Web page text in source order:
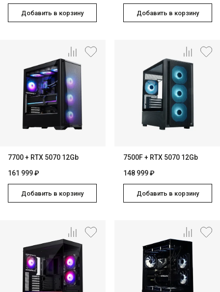
Добавить в корзину Добавить в корзину
7700 + RTX 5070 12Gb
161 999 ₽
Добавить в корзину
7500F + RTX 5070 12Gb
148 999 ₽
Добавить в корзину